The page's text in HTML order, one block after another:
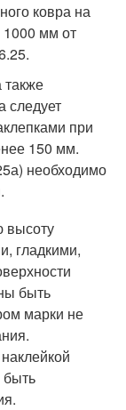
ковра на
1000 мм от
следует
при
150 мм.
необходимо
высоту
гладкими,
быть
марки не
быть